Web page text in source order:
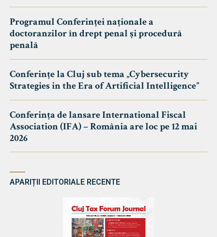
Programul Conferinței naționale a
doctoranzilor în drept penal și procedură
penală
Conferințe la Cluj sub tema „Cybersecurity
Strategies in the Era of Artificial Intelligence”
Conferința de lansare International Fiscal
Association (IFA) – România are loc pe 12 mai
2026
APARIȚII EDITORIALE RECENTE